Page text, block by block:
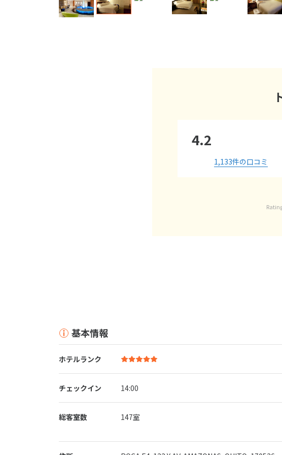
4.2
1,133件の口コミ
基本情報
ホテルランク
チェックイン 14:00
総客室数 147室